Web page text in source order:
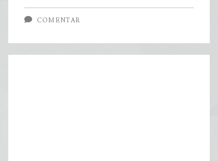
podem
COMENTAR